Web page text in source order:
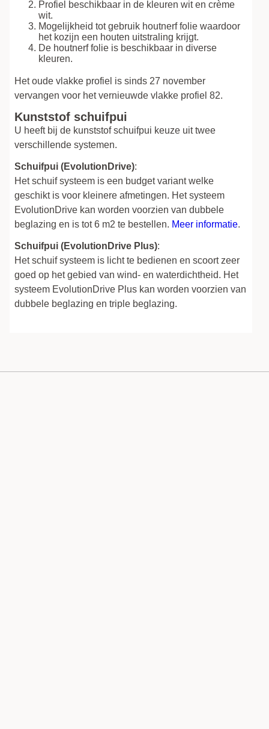
Profiel beschikbaar in de kleuren wit en crème
wit.
Mogelijkheid tot gebruik houtnerf folie waardoor
het kozijn een houten uitstraling krijgt.
De houtnerf folie is beschikbaar in diverse
kleuren.
Het oude vlakke profiel is sinds 27 november
vervangen voor het vernieuwde vlakke profiel 82.
Kunststof schuifpui
U heeft bij de kunststof schuifpui keuze uit twee
verschillende systemen.
Schuifpui (EvolutionDrive):
Het schuif systeem is een budget variant welke
geschikt is voor kleinere afmetingen. Het systeem
EvolutionDrive kan worden voorzien van dubbele
beglazing en is tot 6 m2 te bestellen. Meer informatie.
Schuifpui (EvolutionDrive Plus):
Het schuif systeem is licht te bedienen en scoort zeer
goed op het gebied van wind- en waterdichtheid. Het
systeem EvolutionDrive Plus kan worden voorzien van
dubbele beglazing en triple beglazing.